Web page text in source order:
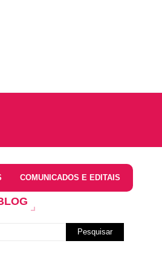
COMUNICADOS E EDITAIS